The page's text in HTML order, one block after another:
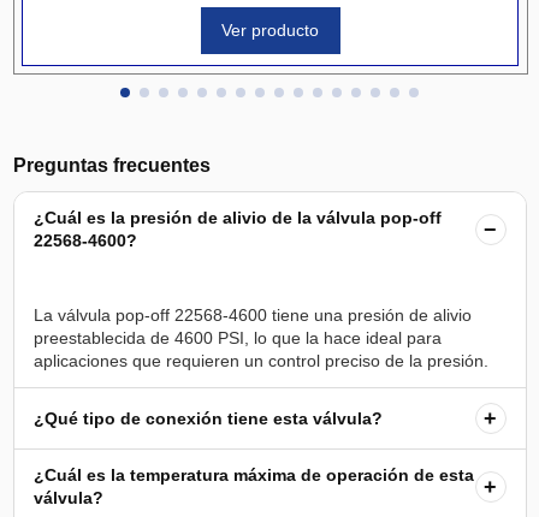
Ver producto
Preguntas frecuentes
¿Cuál es la presión de alivio de la válvula pop-off
22568-4600?
−
La válvula pop-off 22568-4600 tiene una presión de alivio
preestablecida de 4600 PSI, lo que la hace ideal para
¿Qué tipo de conexión tiene esta válvula? +
¿Cuál es la temperatura máxima de operación de esta
válvula?
+